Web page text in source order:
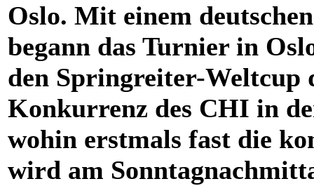
Oslo. Mit einem
begann das Turnier in
den Springreiter-Weltcup
Konkurrenz des CHI in
wohin erstmals fast die
wird am